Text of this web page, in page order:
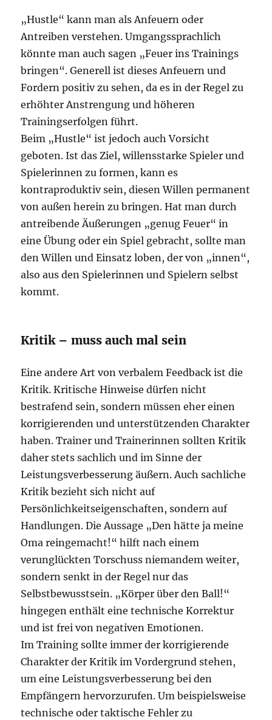
„Hustle“ kann man als Anfeuern oder
Antreiben verstehen. Umgangssprachlich
könnte man auch sagen „Feuer ins Trainings
bringen“. Generell ist dieses Anfeuern und
Fordern positiv zu sehen, da es in der Regel zu
erhöhter Anstrengung und höheren
Trainingserfolgen führt.
Beim „Hustle“ ist jedoch auch Vorsicht
geboten. Ist das Ziel, willensstarke Spieler und
Spielerinnen zu formen, kann es
kontraproduktiv sein, diesen Willen permanent
von außen herein zu bringen. Hat man durch
antreibende Äußerungen „genug Feuer“ in
eine Übung oder ein Spiel gebracht, sollte man
den Willen und Einsatz loben, der von „innen“,
also aus den Spielerinnen und Spielern selbst
kommt.
Kritik – muss auch mal sein
Eine andere Art von verbalem Feedback ist die
Kritik. Kritische Hinweise dürfen nicht
bestrafend sein, sondern müssen eher einen
korrigierenden und unterstützenden Charakter
haben. Trainer und Trainerinnen sollten Kritik
daher stets sachlich und im Sinne der
Leistungsverbesserung äußern. Auch sachliche
Kritik bezieht sich nicht auf
Persönlichkeitseigenschaften, sondern auf
Handlungen. Die Aussage „Den hätte ja meine
Oma reingemacht!“ hilft nach einem
verunglückten Torschuss niemandem weiter,
sondern senkt in der Regel nur das
Selbstbewusstsein. „Körper über den Ball!“
hingegen enthält eine technische Korrektur
und ist frei von negativen Emotionen.
Im Training sollte immer der korrigierende
Charakter der Kritik im Vordergrund stehen,
um eine Leistungsverbesserung bei den
Empfängern hervorzurufen. Um beispielsweise
technische oder taktische Fehler zu